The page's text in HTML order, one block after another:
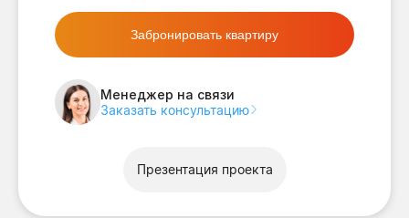
Забронировать квартиру
Менеджер на связи
Заказать консультацию
Презентация проекта